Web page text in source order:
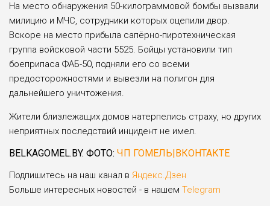
На место обнаружения 50-килограммовой бомбы вызвали
милицию и МЧС, сотрудники которых оцепили двор.
Вскоре на место прибыла сапёрно-пиротехническая
группа войсковой части 5525. Бойцы установили тип
боеприпаса ФАБ-50, подняли его со всеми
предосторожностями и вывезли на полигон для
дальнейшего уничтожения.
Жители близлежащих домов натерпелись страху, но других
неприятных последствий инцидент не имел.
BELKAGOMEL.BY. ФОТО: ЧП ГОМЕЛЬ|ВКОНТАКТЕ
Подпишитесь на наш канал в Яндекс.Дзен
Больше интересных новостей - в нашем Telegram